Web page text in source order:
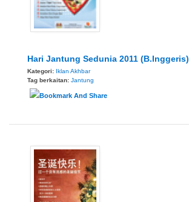
Hari Jantung Sedunia 2011 (B.Inggeris)
Kategori: Iklan Akhbar
Tag berkaitan: Jantung